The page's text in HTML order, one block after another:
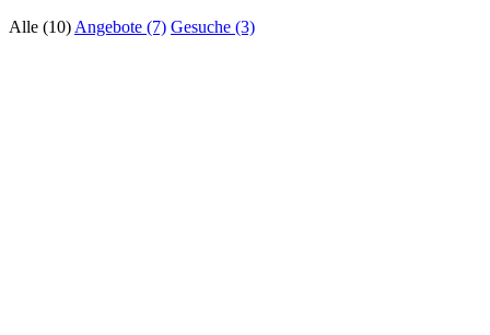
Alle (10) Angebote (7) Gesuche (3)